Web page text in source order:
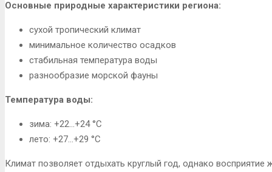
Основные природные характеристики региона:
сухой тропический климат
минимальное количество осадков
стабильная температура воды
разнообразие морской фауны
Температура воды:
зима: +22…+24 °C
лето: +27…+29 °C
Климат позволяет отдыхать круглый год, однако восприятие